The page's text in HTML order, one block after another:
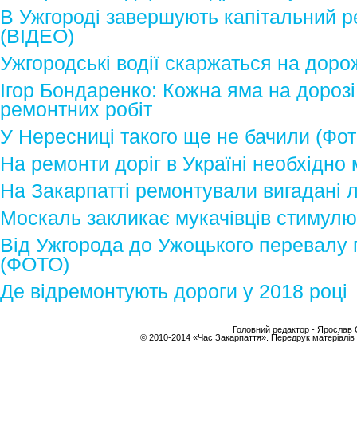
В Ужгороді завершують капітальний
(ВІДЕО)
Ужгородські водії скаржаться на
Ігор Бондаренко: Кожна яма на
ремонтних робіт
У Нересниці такого ще не бачили
На ремонти доріг в Україні
На Закарпатті ремонтували вигадані
Москаль закликає мукачівців
Від Ужгорода до Ужоцького
(ФОТО)
Де відремонтують дороги у 2018 році
Головний редактор - Ярослав
© 2010-2014 «Час Закарпаття». Передрук